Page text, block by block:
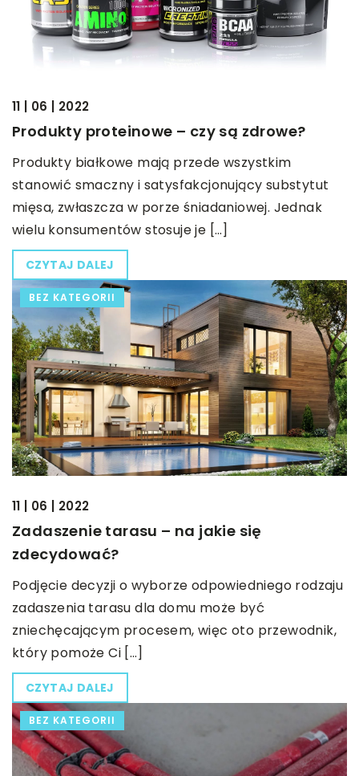
11 | 06 | 2022
Produkty proteinowe – czy są zdrowe?
Produkty białkowe mają przede wszystkim
stanowić smaczny i satysfakcjonujący substytut
mięsa, zwłaszcza w porze śniadaniowej. Jednak
wielu konsumentów stosuje je […]
CZYTAJ DALEJ
BEZ KATEGORII
11 | 06 | 2022
Zadaszenie tarasu – na jakie się
zdecydować?
Podjęcie decyzji o wyborze odpowiedniego rodzaju
zadaszenia tarasu dla domu może być
zniechęcającym procesem, więc oto przewodnik,
który pomoże Ci […]
CZYTAJ DALEJ
BEZ KATEGORII